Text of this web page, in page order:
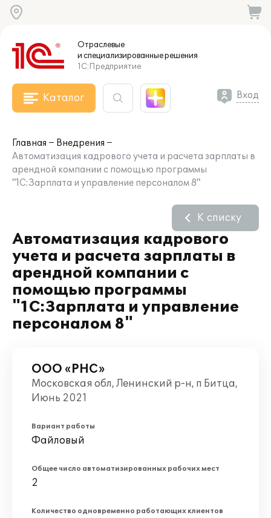
Отраслевые
и специализированныерешения
1С:Предприятие
Каталог Вход
Главная
Внедрения
Автоматизация кадрового учета и расчета зарплаты в
арендной компании с помощью программы
"1С:Зарплата и управление персоналом 8"
Автоматизация кадрового
учета и расчета зарплаты в
арендной компании с
помощью программы
"1С:Зарплата и управление
персоналом 8"
К списку
ООО «РНС»
Московская обл, Ленинский р-н, п Битца,
Июнь 2021
Вариант работы
Файловый
Общее число автоматизированных рабочих мест
2
Количество одновременно работающих клиентов